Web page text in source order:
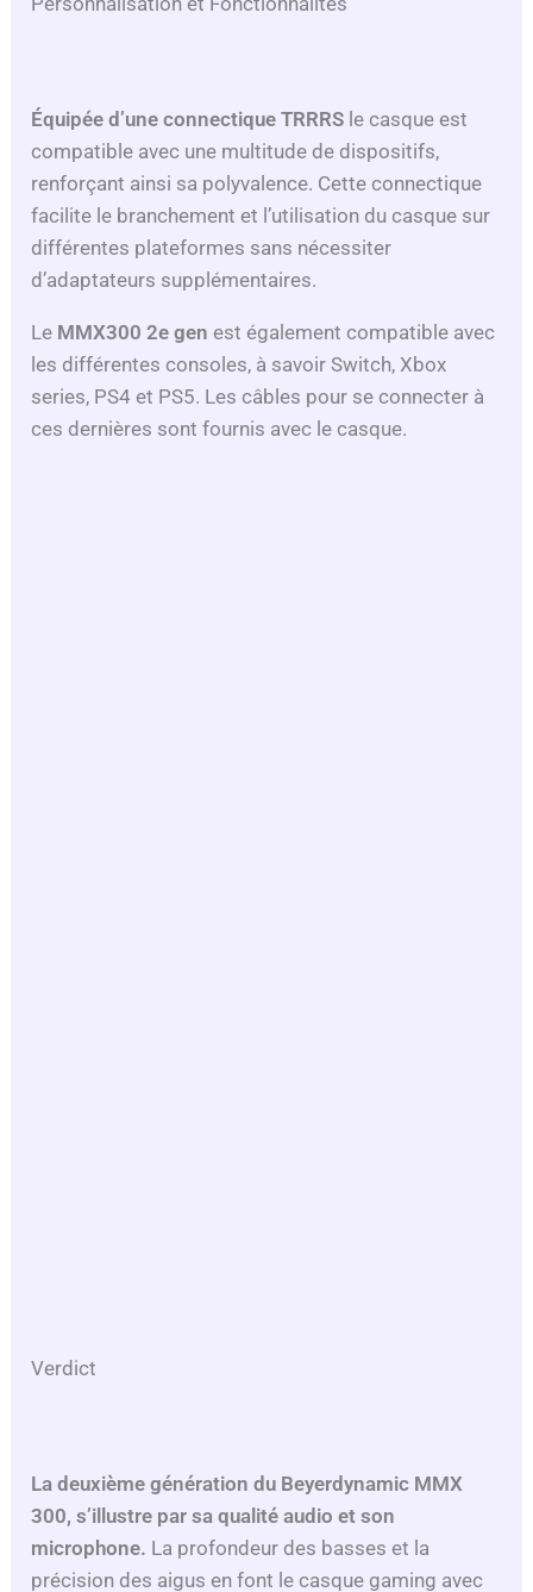
Équipée d’une connectique TRRRS le casque est
compatible avec une multitude de dispositifs,
renforçant ainsi sa polyvalence. Cette connectique
facilite le branchement et l’utilisation du casque sur
différentes plateformes sans nécessiter
d’adaptateurs supplémentaires.
Le MMX300 2e gen est également compatible avec
les différentes consoles, à savoir Switch, Xbox
series, PS4 et PS5. Les câbles pour se connecter à
ces dernières sont fournis avec le casque.
Verdict
La deuxième génération du Beyerdynamic MMX
300, s’illustre par sa qualité audio et son
microphone. La profondeur des basses et la
précision des aigus en font le casque gaming avec